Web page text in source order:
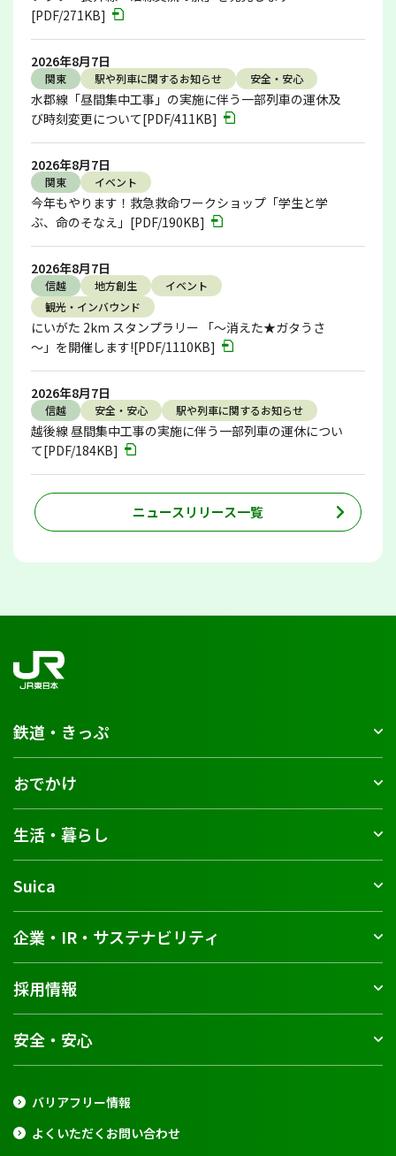
[PDF/271KB]
2026年8月7日
関東 駅や列車に関するお知らせ 安全・安心
水郡線「昼間集中工事」の実施に伴う一部列車の運休及
び時刻変更について[PDF/411KB]
2026年8月7日
関東 イベント
今年もやります！救急救命ワークショップ「学生と学
ぶ、命のそなえ」[PDF/190KB]
2026年8月7日
信越 地方創生
イベント
観光・インバウンド
にいがた 2km スタンプラリー 「～消えた★ガタうさ
～」を開催します![PDF/1110KB]
2026年8月7日
信越 安全・安心 駅や列車に関するお知らせ
越後線 昼間集中工事の実施に伴う一部列車の運休につい
て[PDF/184KB]
ニュースリリース一覧
鉄道・きっぷ
おでかけ
生活・暮らし
Suica
企業・IR・サステナビリティ
採用情報
安全・安心
バリアフリー情報
よくいただくお問い合わせ